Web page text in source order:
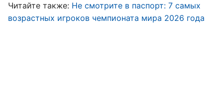
Читайте также: Не смотрите в паспорт: 7 самых
возрастных игроков чемпионата мира 2026 года